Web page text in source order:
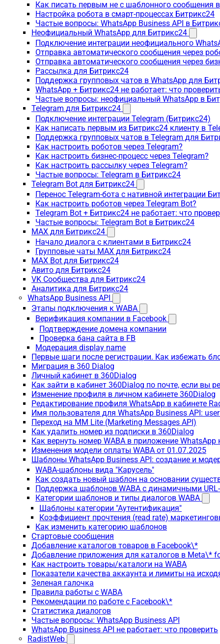
Как писать первым не с шаблонного сообщения
Настройка робота в смарт-процессах Битрикс24
Частые вопросы: WhatsApp Business API в
Неофициальный WhatsApp для Битрикс24
Подключение интеграции неофициального
Отправка автоматического сообщения через
Отправка автоматического сообщения через
Рассылка для Битрикс24
Поддержка групповых чатов в WhatsApp для
WhatsApp + Битрикс24 не работает: что
Частые вопросы: неофициальный WhatsApp в
Telegram для Битрикс24
Подключение интеграции Telegram (Битрикс24)
Как написать первым из Битрикс24 клиенту в
Поддержка групповых чатов в Telegram для
Как настроить роботов через Telegram?
Как настроить бизнес-процесс через Telegram?
Как настроить рассылку через Telegram?
Частые вопросы: Telegram в Битрикс24
Telegram Bot для Битрикс24
Перенос Telegram-бота с нативной интеграции
Как настроить роботов через Telegram Bot?
Telegram Bot + Битрикс24 не работает: что
Частые вопросы: Telegram Bot в Битрикс24
MAX для Битрикс24
Начало диалога с клиентами в Битрикс24
Групповые чаты MAX для Битрикс24
MAX Bot для Битрикс24
Авито для Битрикс24
VK Сообщества для Битрикс24
Аналитика для Битрикс24
WhatsApp Business API
Этапы подключения к WABA
Верификация компании в Facebook
Подтверждение домена компании
Проверка бана сайта в FB
Модерация display name
Первые шаги после регистрации. Как избежать
Миграция в 360 Dialog
Личный кабинет в 360Dialog
Как зайти в кабинет 360Dialog по почте, если вы
Изменение профиля в личном кабинете 360Dialog
Редактирование профиля WhatsApp в кабинете
Имя пользователя для WhatsApp Business API:
Переход на MM Lite (Marketing Messages API)
Как удалить номер из подписки в 360Dialog
Как вернуть номер WABA в приложение WhatsApp
Изменения модели оплаты WABA от 01.07.2025
Шаблоны WhatsApp Business API: создание и
WABA-шаблоны вида "Карусель"
Как создать новый шаблон на основании
Поддержка шаблонов WABA с динамичными
Категории шаблонов и типы диалогов WABA
Шаблоны категории "Аутентификация"
Коэффициент прочтения (read rate)
Как изменить категорию шаблонов
Стартовые сообщения
Добавление каталогов товаров в Facebook\*
Добавление приложения для каталогов в Meta\*
Как настроить товары/каталоги на WABA
Показатели качества аккаунта и лимиты на
Зеленая галочка
Правила работы с WABA
Рекомендации по работе с Facebook\*
Статистика диалогов
Частые вопросы: WhatsApp Business API
WhatsApp Business API не работает: что проверить
RadistWeb